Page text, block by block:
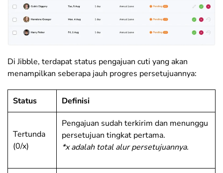
Di Jibble, terdapat status pengajuan cuti yang akan
menampilkan seberapa jauh progres persetujuannya:
Status Definisi
Tertunda
(0/x)
Pengajuan sudah terkirim dan menunggu
persetujuan tingkat pertama.
*x adalah total alur persetujuannya.